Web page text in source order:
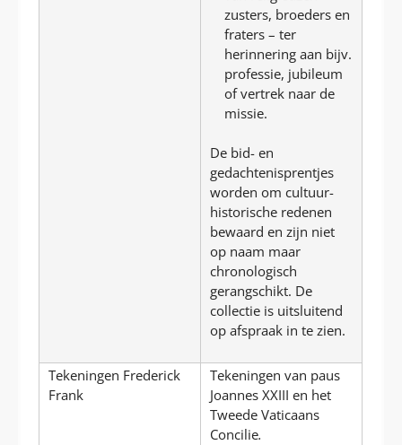
zusters, broeders en
fraters – ter
herinnering aan bijv.
professie, jubileum
of vertrek naar de
missie.
De bid- en
gedachtenisprentjes
worden om cultuur-
historische redenen
bewaard en zijn niet
op naam maar
chronologisch
gerangschikt. De
collectie is uitsluitend
op afspraak in te zien.
Tekeningen Frederick
Frank
Tekeningen van paus
Joannes XXIII en het
Tweede Vaticaans
Concilie.